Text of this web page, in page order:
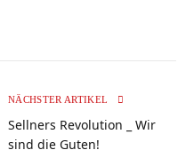
NÄCHSTER ARTIKEL
Sellners Revolution _ Wir
sind die Guten!